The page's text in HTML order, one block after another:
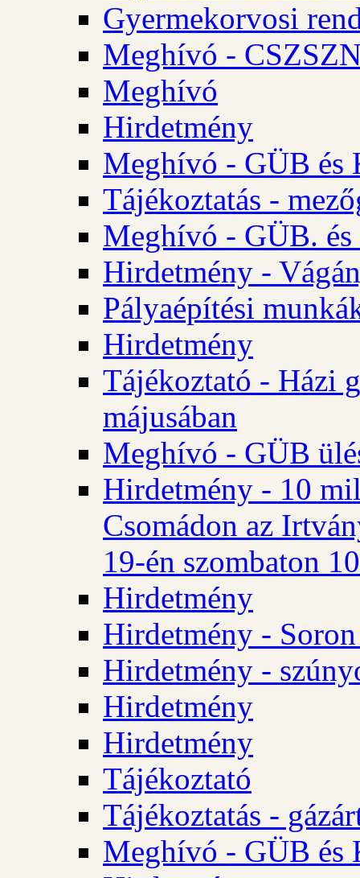
Gyermekorvosi
Meghívó -
Meghívó
Hirdetmény
Meghívó - GÜB és
Tájékoztatás -
Meghívó - GÜB.
Hirdetmény -
Pályaépítési
Hirdetmény
Tájékoztató - Házi
májusában
Meghívó - GÜB
Hirdetmény - 10
Csomádon az
19-én szombaton
Hirdetmény
Hirdetmény -
Hirdetmény -
Hirdetmény
Hirdetmény
Tájékoztató
Tájékoztatás -
Meghívó - GÜB és